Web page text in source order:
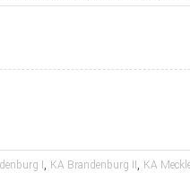
I , KA Brandenburg II , KA